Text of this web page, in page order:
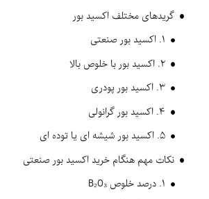
گریدهای مختلف اکسید بور
۱. اکسید بور صنعتی
۲. اکسید بور با خلوص بالا
۳. اکسید بور پودری
۴. اکسید بور گرانولی
۵. اکسید بور شیشه ای یا توده ای
نکات مهم هنگام خرید اکسید بور صنعتی
۱. درصد خلوص B₂O₃